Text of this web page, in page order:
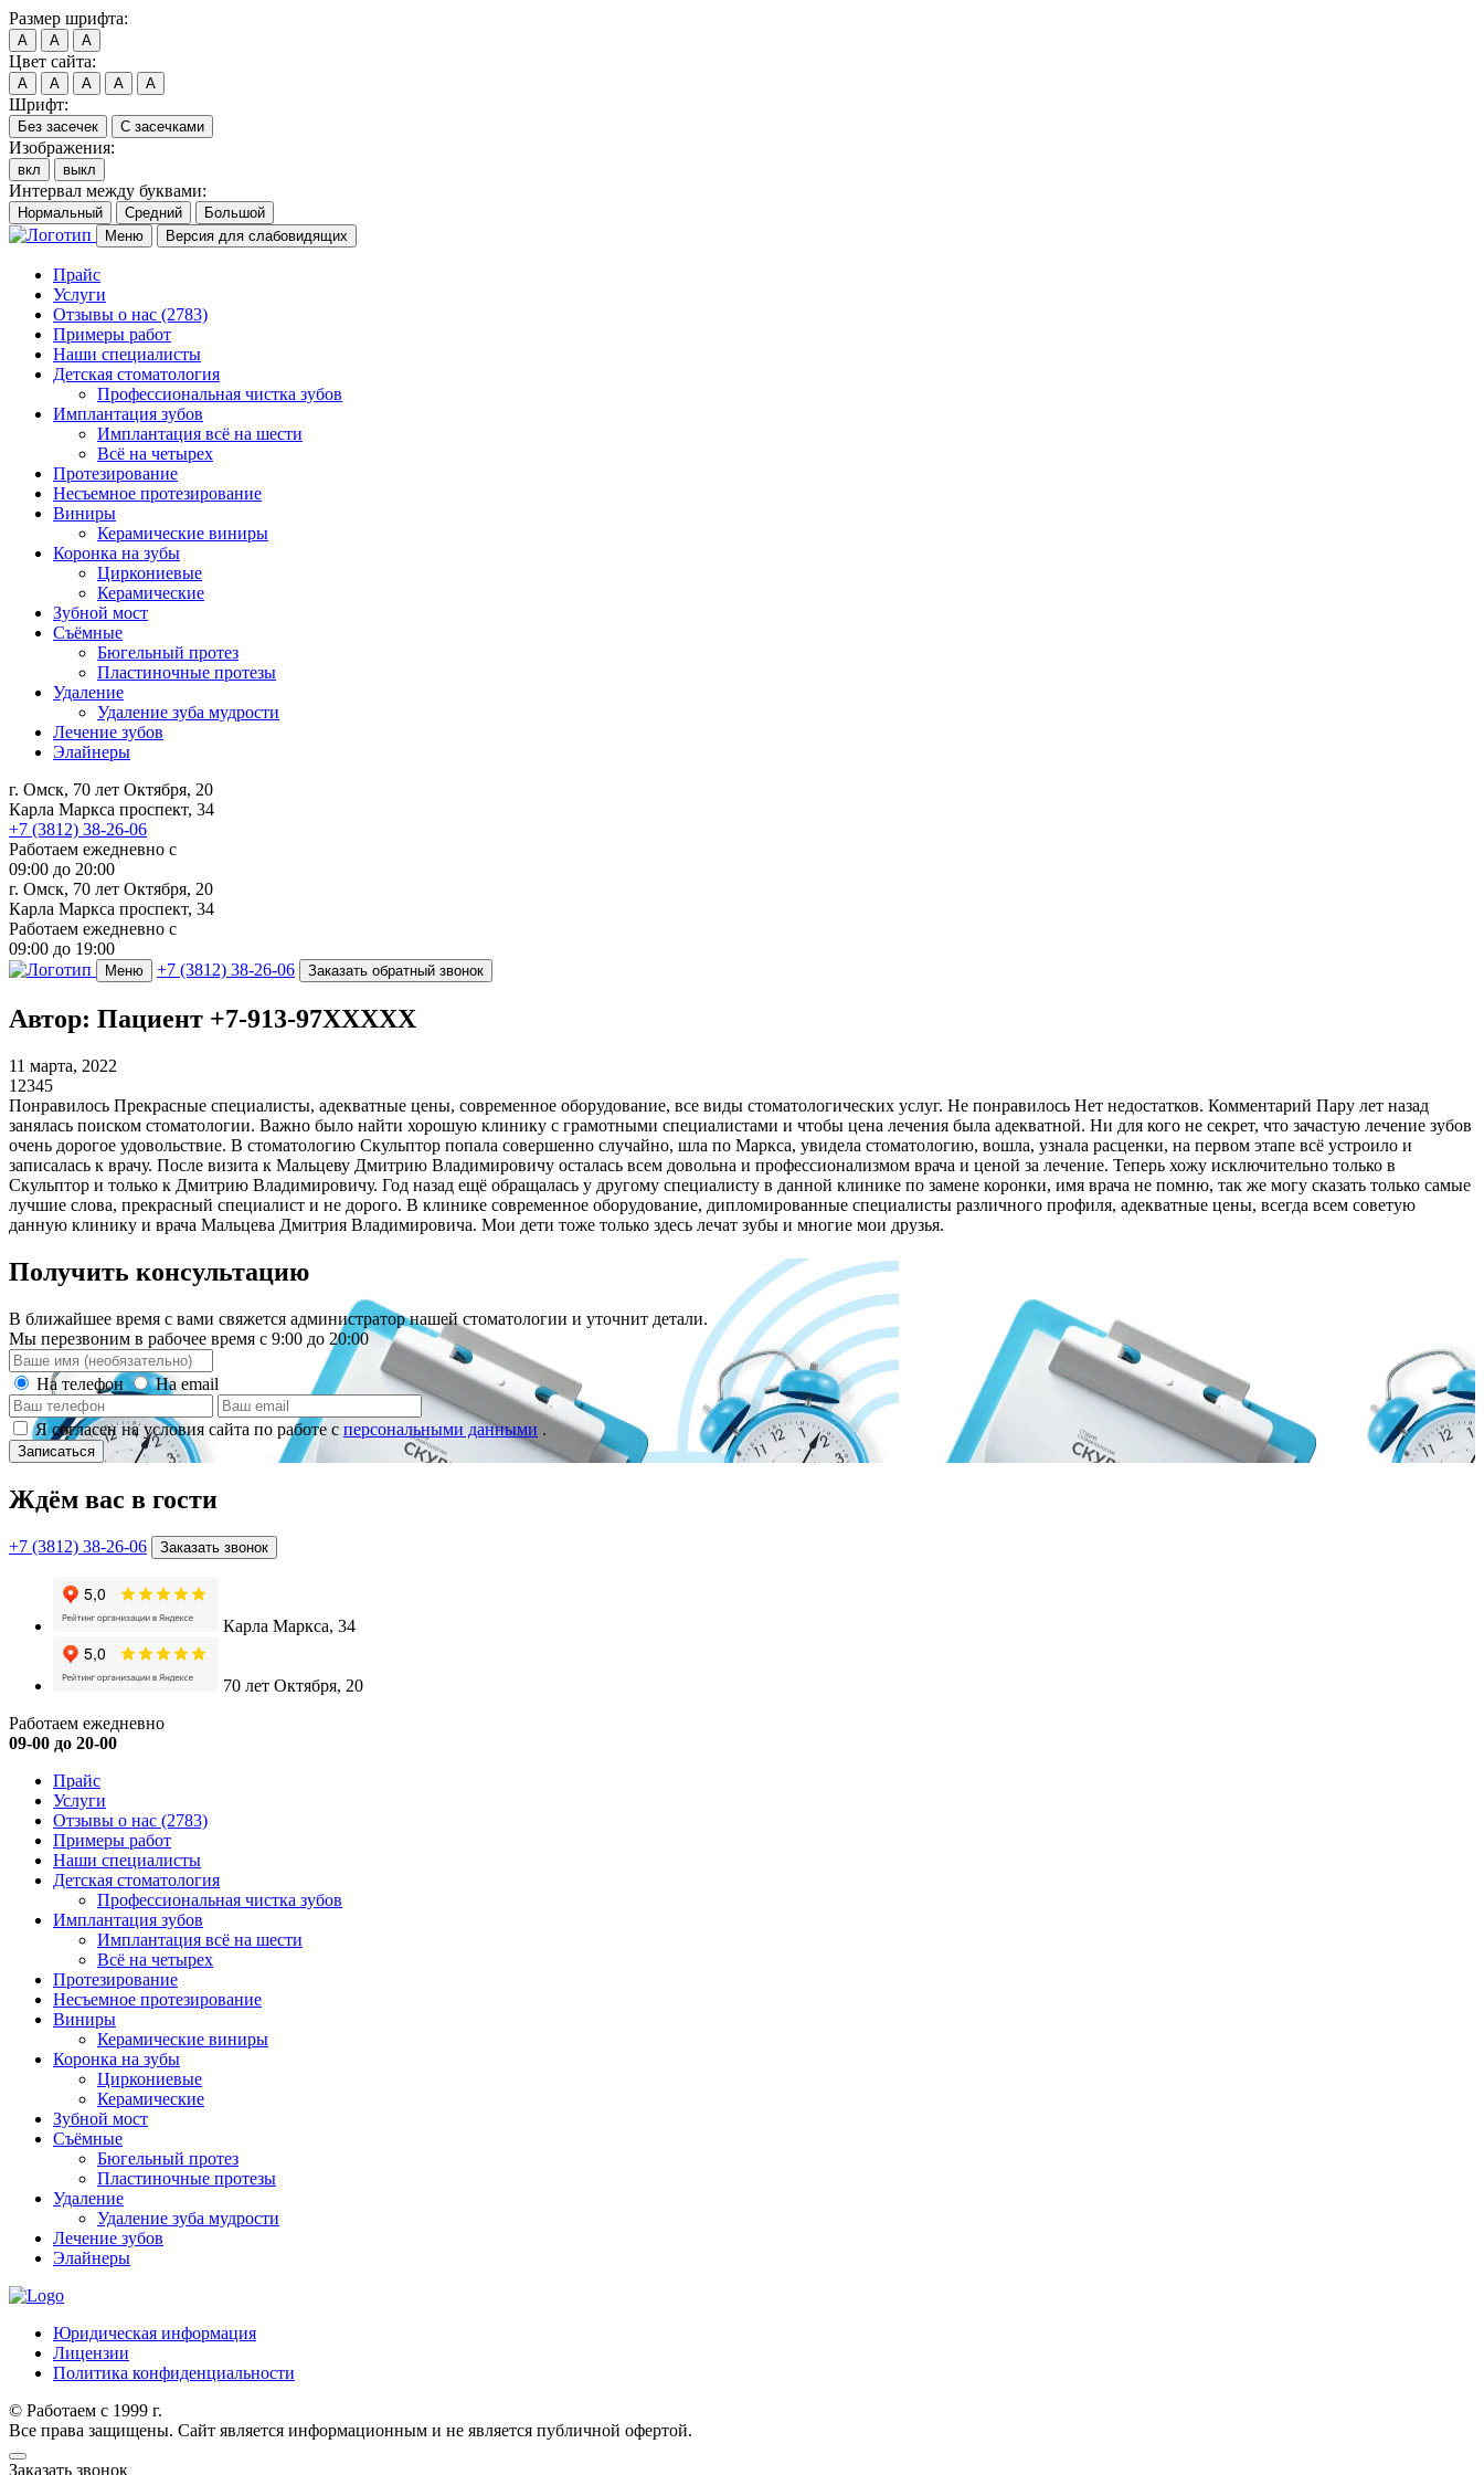
Размер шрифта:
A A A
Цвет сайта:
A A A A A
Шрифт:
Без засечек С засечками
Изображения:
вкл выкл
Интервал между буквами:
Нормальный Средний
Большой
Меню
Версия для слабовидящих
Прайс
Услуги
Отзывы о нас (2783)
Примеры работ
Наши специалисты
Детская стоматология
Профессиональная чистка зубов
Имплантация зубов
Имплантация всё на шести
Всё на четырех
Протезирование
Несъемное протезирование
Виниры
Керамические виниры
Коронка на зубы
Циркониевые
Керамические
Зубной мост
Съёмные
Бюгельный протез
Пластиночные протезы
Удаление
Удаление зуба мудрости
Лечение зубов
Элайнеры
г. Омск, 70 лет Октября, 20
Карла Маркса проспект, 34
+7 (3812) 38-26-06
Работаем ежедневно с
09:00 до 20:00
г. Омск, 70 лет Октября, 20
Карла Маркса проспект, 34
Работаем ежедневно с
09:00 до 19:00
Меню +7 (3812) 38-26-06 Заказать обратный звонок
Автор: Пациент +7-913-97XXXXX
11 марта, 2022
1 2345
Понравилось Прекрасные специалисты, адекватные цены, современное оборудование, все виды стоматологических услуг. Не понравилось Нет недостатков. Комментарий Пару лет назад
занялась поиском стоматологии. Важно было найти хорошую клинику с грамотными специалистами и чтобы цена лечения была адекватной. Ни для кого не секрет, что зачастую лечение зубов
очень дорогое удовольствие. В стоматологию Скульптор попала совершенно случайно, шла по Маркса, увидела стоматологию, вошла, узнала расценки, на первом этапе всё устроило и
записалась к врачу. После визита к Мальцеву Дмитрию Владимировичу осталась всем довольна и профессионализмом врача и ценой за лечение. Теперь хожу исключительно только в
Скульптор и только к Дмитрию Владимировичу. Год назад ещё обращалась у другому специалисту в данной клинике по замене коронки, имя врача не помню, так же могу сказать только самые
лучшие слова, прекрасный специалист и не дорого. В клинике современное оборудование, дипломированные специалисты различного профиля, адекватные цены, всегда всем советую
данную клинику и врача Мальцева Дмитрия Владимировича. Мои дети тоже только здесь лечат зубы и многие мои друзья.
Получить консультацию
В ближайшее время с вами свяжется администратор нашей стоматологии и уточнит детали.
Мы перезвоним в рабочее время с 9:00 до 20:00
На телефон На email
Я согласен на условия сайта по работе с персональными данными .
Записаться
Ждём вас в гости
+7 (3812) 38-26-06 Заказать звонок
Карла Маркса, 34
70 лет Октября, 20
Работаем ежедневно
09-00 до 20-00
Прайс
Услуги
Отзывы о нас (2783)
Примеры работ
Наши специалисты
Детская стоматология
Профессиональная чистка зубов
Имплантация зубов
Имплантация всё на шести
Всё на четырех
Протезирование
Несъемное протезирование
Виниры
Керамические виниры
Коронка на зубы
Циркониевые
Керамические
Зубной мост
Съёмные
Бюгельный протез
Пластиночные протезы
Удаление
Удаление зуба мудрости
Лечение зубов
Элайнеры
Юридическая информация
Лицензии
Политика конфиденциальности
© Работаем с 1999 г.
Все права защищены. Сайт является информационным и не является публичной офертой.
Заказать звонок